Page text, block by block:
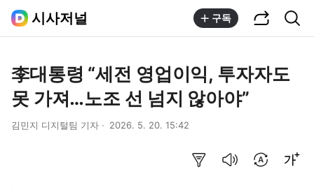
시사저널 구독
李대통령 “세전 영업이익, 투자자도
못 가져…노조 선 넘지 않아야”
김민지 디지털팀 기자 2026. 5. 20. 15:42